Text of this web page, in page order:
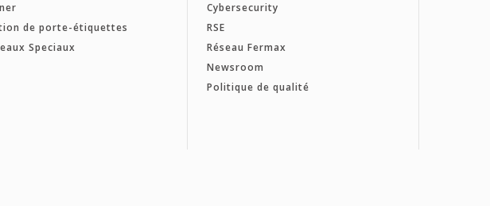
de porte-étiquettes
Speciaux
Cybersecurity
RSE
Réseau Fermax
Newsroom
Politique de qualité